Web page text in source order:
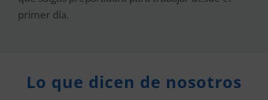
primer día.
Lo que dicen de nosotros